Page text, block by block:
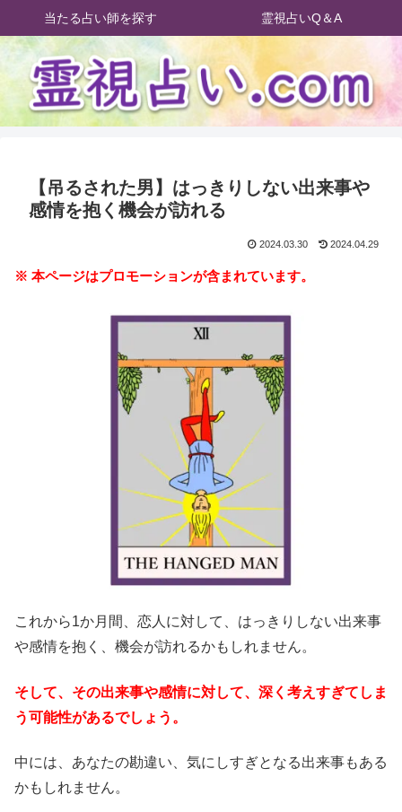
当たる占い師を探す 霊視占いQ＆A
【吊るされた男】はっきりしない出来事や
感情を抱く機会が訪れる
2024.03.30 2024.04.29
※ 本ページはプロモーションが含まれています。
これから1か月間、恋人に対して、はっきりしない出来事
や感情を抱く、機会が訪れるかもしれません。
そして、その出来事や感情に対して、深く考えすぎてしま
う可能性があるでしょう。
中には、あなたの勘違い、気にしすぎとなる出来事もある
かもしれません。